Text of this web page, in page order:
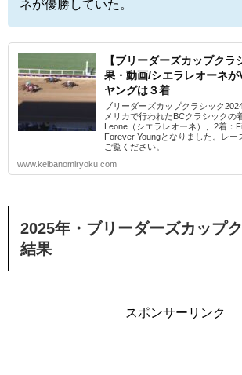
ネが優勝していた。
【ブリーダーズカップク
果・動画/シエラレオーネ
ヤングは３着
ブリーダーズカップクラシック
メリカで行われたBCクラシックの
Leone（シエラレオーネ）、2着：
Forever Youngとなりました。レー
ご覧ください。
www.keibanomiryoku.com
2025年・ブリーダーズカップ
結果
スポンサーリンク